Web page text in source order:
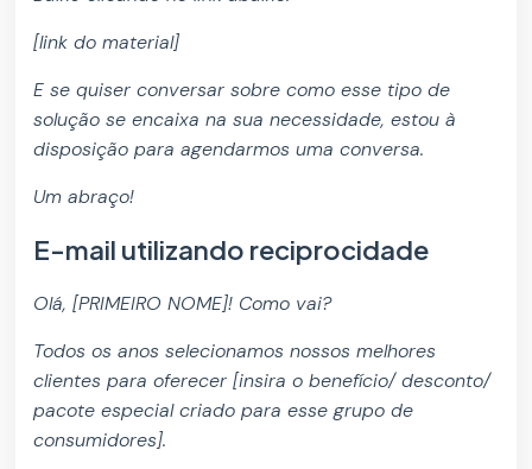
[link do material]
E se quiser conversar sobre como esse tipo de
solução se encaixa na sua necessidade, estou à
disposição para agendarmos uma conversa.
Um abraço!
E-mail utilizando reciprocidade
Olá, [PRIMEIRO NOME]! Como vai?
Todos os anos selecionamos nossos melhores
clientes para oferecer [insira o benefício/ desconto/
pacote especial criado para esse grupo de
consumidores].